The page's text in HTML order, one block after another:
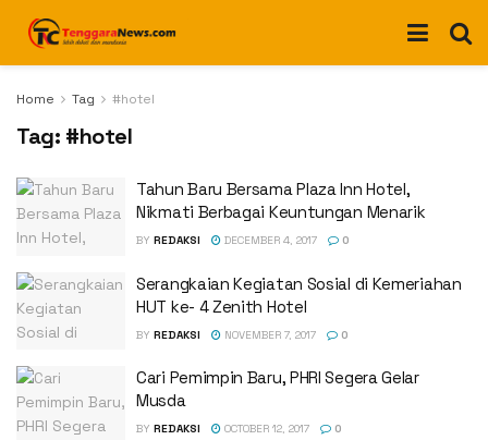
Home Tag #hotel
Tag: #hotel
Tahun Baru Bersama Plaza Inn Hotel,
Nikmati Berbagai Keuntungan Menarik
BY REDAKSI DECEMBER 4, 2017 0
Serangkaian Kegiatan Sosial di Kemeriahan
HUT ke- 4 Zenith Hotel
BY REDAKSI NOVEMBER 7, 2017 0
Cari Pemimpin Baru, PHRI Segera Gelar
Musda
BY REDAKSI OCTOBER 12, 2017 0